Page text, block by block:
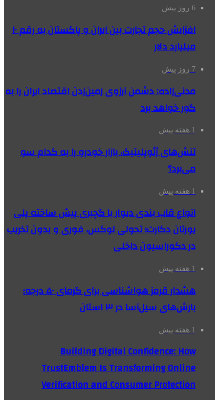
6 روز پیش
افزایش حجم تجارت بین ایران و پاکستان به رقم ۱۰
میلیارد دلار
7 روز پیش
مدنی‌زاده: دشمن آرزوی زمین‌زدن اقتصاد ایران را به
گور خواهد برد
1 هفته پیش
تنش‌های ژئوپلیتیک، بازار خودرو را به کدام سو
می‌برد؟
1 هفته پیش
انواع قاب بندی دیوار با گچبری پیش ساخته پلی
یورتان دکارت؛ تحولی لوکس، فوری و بدون تخریب
در دکوراسیون داخلی
1 هفته پیش
هشدار قرمز هواشناسی برای گرمای ۵۰ درجه؛
بارش‌های سیل‌آسا در ۳ استان
1 هفته پیش
Building Digital Confidence: How
TrustEmblem Is Transforming Online
Verification and Consumer Protection